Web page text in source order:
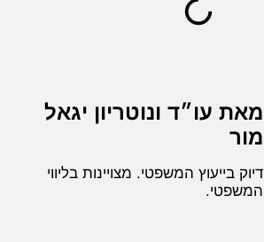
מאת עו״ד ונוטריון יגאל
מור
דיוק בייעוץ המשפטי. מצויינות בליווי
המשפטי.